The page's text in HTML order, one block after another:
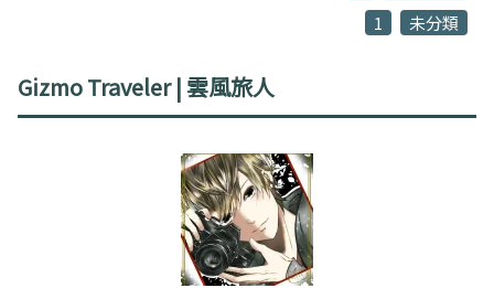
未分類
1
Gizmo Traveler | 雲風旅人